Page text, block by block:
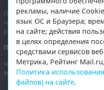
При полном или частичном
гиперссылка на region29.ru
разрешения администрации
Правовая информация
На информационном ресурсе
технологии.
рекламы, наличие
язык ОС и Браузера;
на сайте; действия
в целях определения
средствами сервисов
Метрика, Рейтинг
Политика
файлов) на сайте.